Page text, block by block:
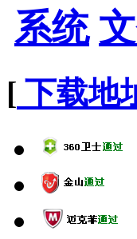
系统
[ 下载地